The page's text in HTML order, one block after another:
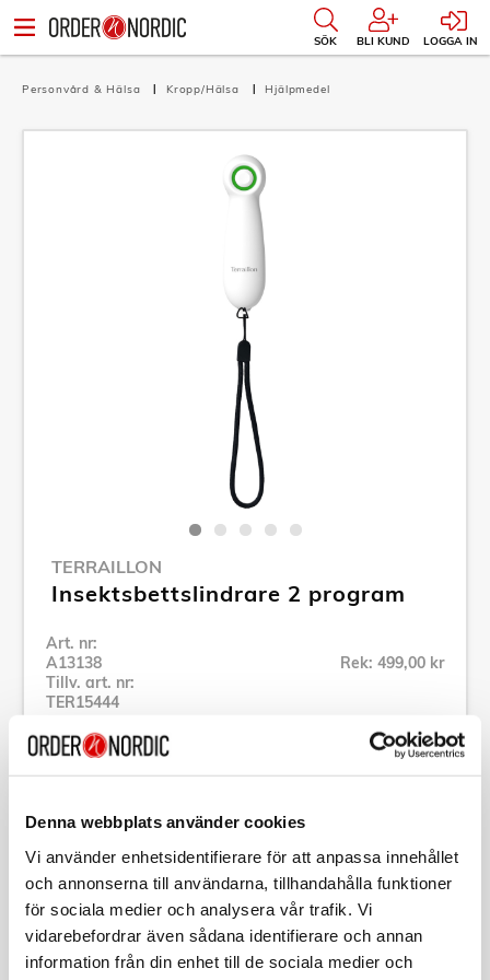
Denna webbplats använder cookies
Vi använder enhetsidentifierare för att anpassa innehållet
och annonserna till användarna, tillhandahålla funktioner
för sociala medier och analysera vår trafik. Vi
vidarebefordrar även sådana identifierare och annan
information från din enhet till de sociala medier och
SÖK BLI KUND LOGGA IN
Personvård & Hälsa Kropp/Hälsa Hjälpmedel
TERRAILLON
Insektsbettslindrare 2 program
Art. nr:
A13138
Tillv. art. nr:
TER15444
Rek: 499,00 kr
Specifikation
Beskrivning
Art. nr:A13138
Tillv. art. nr:TER15444